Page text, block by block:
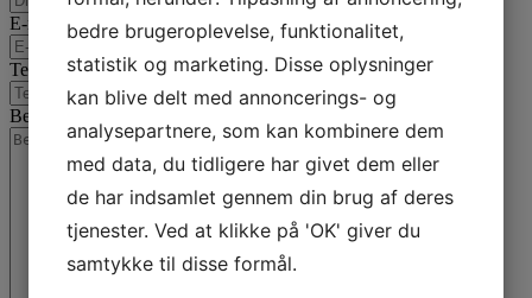
E-mail *
Telefon *
Besked
bedre brugeroplevelse, funktionalitet,
statistik og marketing. Disse oplysninger
kan blive delt med annoncerings- og
analysepartnere, som kan kombinere dem
med data, du tidligere har givet dem eller
de har indsamlet gennem din brug af deres
tjenester. Ved at klikke på 'OK' giver du
samtykke til disse formål.